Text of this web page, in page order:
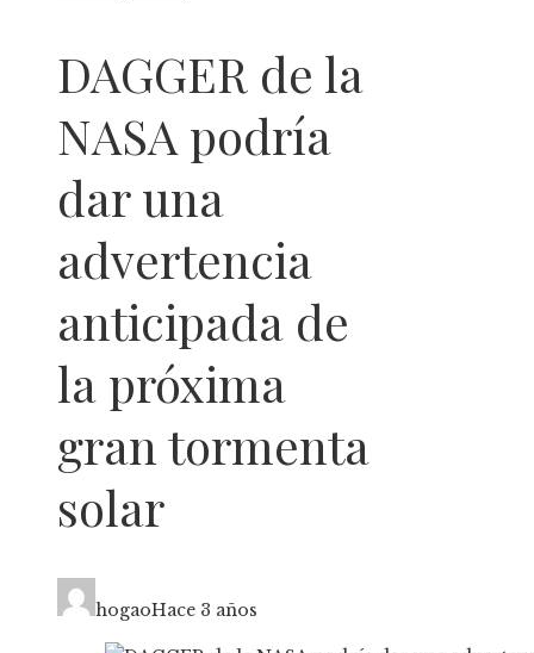
DAGGER de la
NASA podría
dar una
advertencia
anticipada de
la próxima
gran tormenta
solar
hogaoHace 3 años